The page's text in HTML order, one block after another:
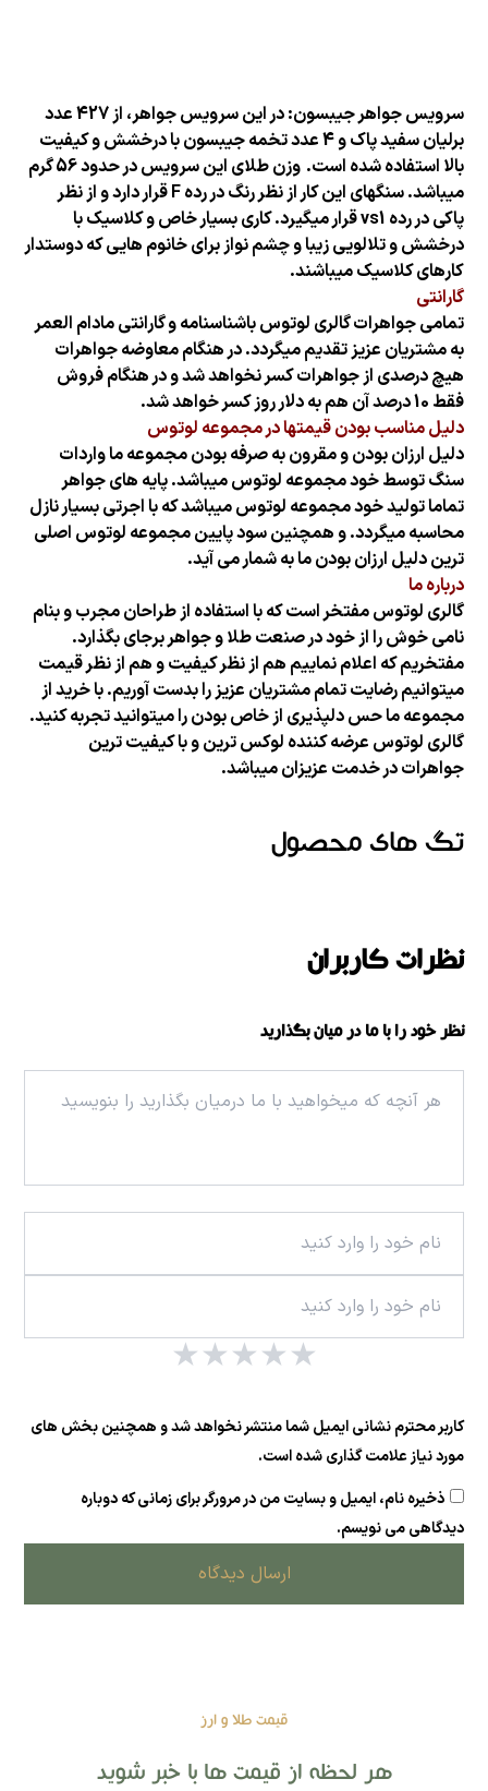
سرویس جواهر جیبسون: در این سرویس جواهر، از 427 عدد
برلیان سفید پاک و 4 عدد تخمه جیبسون با درخشش و کیفیت
بالا استفاده شده است.
وزن طلای این سرویس در حدود 56 گرم
میباشد. سنگهای این کار از نظر رنگ در رده F قرار دارد و از نظر
پاکی در رده vs1 قرار میگیرد. کاری بسیار خاص و کلاسیک با
درخشش و تلالویی زیبا و چشم نواز برای خانوم هایی که دوستدار
کارهای کلاسیک میباشند.
گارانتی
تمامی جواهرات گالری لوتوس باشناسنامه و گارانتی مادام العمر
به مشتریان عزیز تقدیم میگردد. در هنگام معاوضه جواهرات
هیچ درصدی از جواهرات کسر نخواهد شد و در هنگام فروش
فقط 10 درصد آن هم به دلار روز کسر خواهد شد.
دلیل مناسب بودن قیمتها در مجموعه لوتوس
دلیل ارزان بودن و مقرون به صرفه بودن مجموعه ما واردات
سنگ توسط خود مجموعه لوتوس میباشد. پایه های جواهر
تماما تولید خود مجموعه لوتوس میباشد که با اجرتی بسیار نازل
محاسبه میگردد. و همچنین سود پایین مجموعه لوتوس اصلی
ترین دلیل ارزان بودنما به شمار می آید.
درباره ما
گالری لوتوس مفتخر است که با استفاده از طراحان مجرب و بنام
نامی خوش را از خود در صنعت طلا و جواهر برجای بگذارد.
مفتخریم که اعلام نماییم هم از نظر کیفیت و هم از نظر قیمت
میتوانیم رضایت تمام مشتریان عزیز را بدست آوریم. با خرید از
مجموعه ما حس دلپذیری از خاص بودن را میتوانید تجربه کنید.
گالری لوتوس عرضه کننده لوکس ترین و با کیفیت ترین
جواهرات در خدمت عزیزان میباشد.
تگ های محصول
نظرات کاربران
نظر خود را با ما در میان بگذارید
★
★
★
★
★
کاربر محترم نشانی ایمیل شما منتشر نخواهد شد و همچنین بخش های
مورد نیاز علامت گذاری شده است.
ذخیره نام، ایمیل و بسایت من در مرورگر برای زمانی که دوباره
دیدگاهی می نویسم.
ارسال دیدگاه
قیمت طلا و ارز
هر لحظه از قیمت ها با خبر شوید